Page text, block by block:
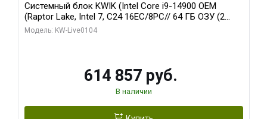
Системный блок KWIK (Intel Core i9-14900 OEM
(Raptor Lake, Intel 7, C24 16EC/8PC// 64 ГБ ОЗУ (2
модуля)/ Afox RTX4090 24GB GDDR6X 384-Bit 3xDP
Модель: KW-Live0104
614 857 руб.
В наличии